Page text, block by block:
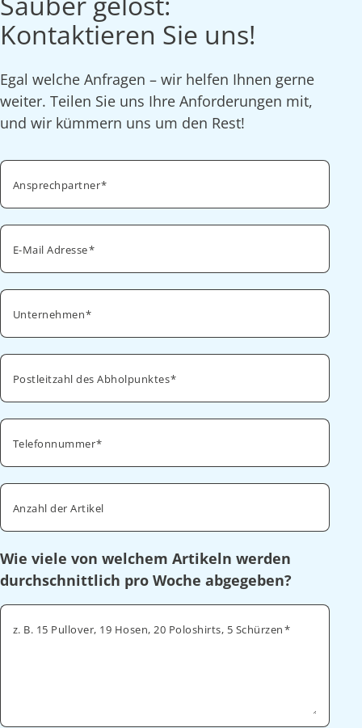
Kontaktieren Sie uns!
Egal welche Anfragen – wir helfen Ihnen gerne
weiter. Teilen Sie uns Ihre Anforderungen mit,
und wir kümmern uns um den Rest!
Ansprechpartner
E-Mail Adresse
Unternehmen
Postleitzahl des Abholpunktes
Telefonnummer
Anzahl der Artikel
Wie viele von welchem Artikeln werden
durchschnittlich pro Woche abgegeben?
z. B. 15 Pullover, 19 Hosen, 20 Poloshirts, 5 Schürzen